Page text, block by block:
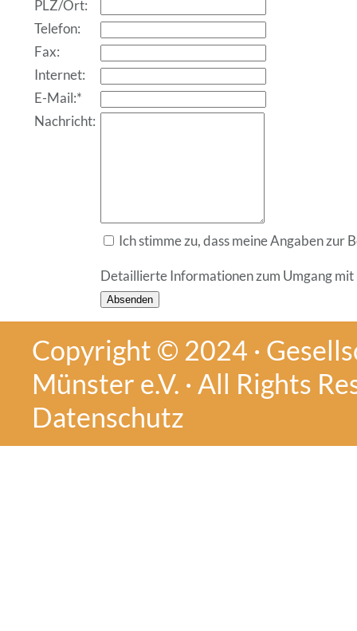
PLZ/Ort:
Telefon:
Fax:
Internet:
E-Mail:*
Nachricht:
Ich stimme zu, dass meine Angaben
Detaillierte Informationen zum Umgang
Copyright © 2024 ·
Münster e.V. · All Rights
Datenschutz